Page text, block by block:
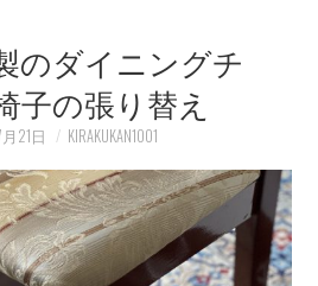
のダイニングチ
子の張り替え
21日 KIRAKUKAN1001